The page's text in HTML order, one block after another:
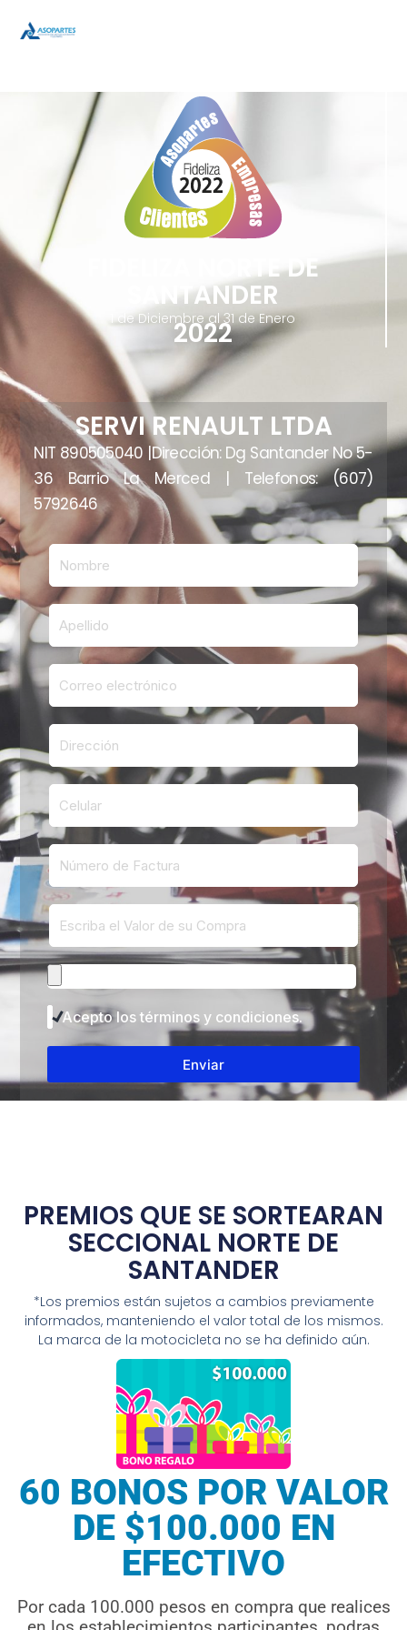
FIDELIZA NORTE DE
SANTANDER
1 de Diciembre al 31 de Enero
2022
SERVI RENAULT LTDA
NIT 890505040 |Dirección: Dg Santander No 5-
36 Barrio La Merced | Telefonos: (607)
5792646
Acepto los términos y condiciones.
Enviar
PREMIOS QUE SE SORTEARAN
SECCIONAL NORTE DE
SANTANDER
*Los premios están sujetos a cambios previamente
informados, manteniendo el valor total de los mismos.
La marca de la motocicleta no se ha definido aún.
60 BONOS POR VALOR
DE $100.000 EN
EFECTIVO
Por cada 100.000 pesos en compra que realices